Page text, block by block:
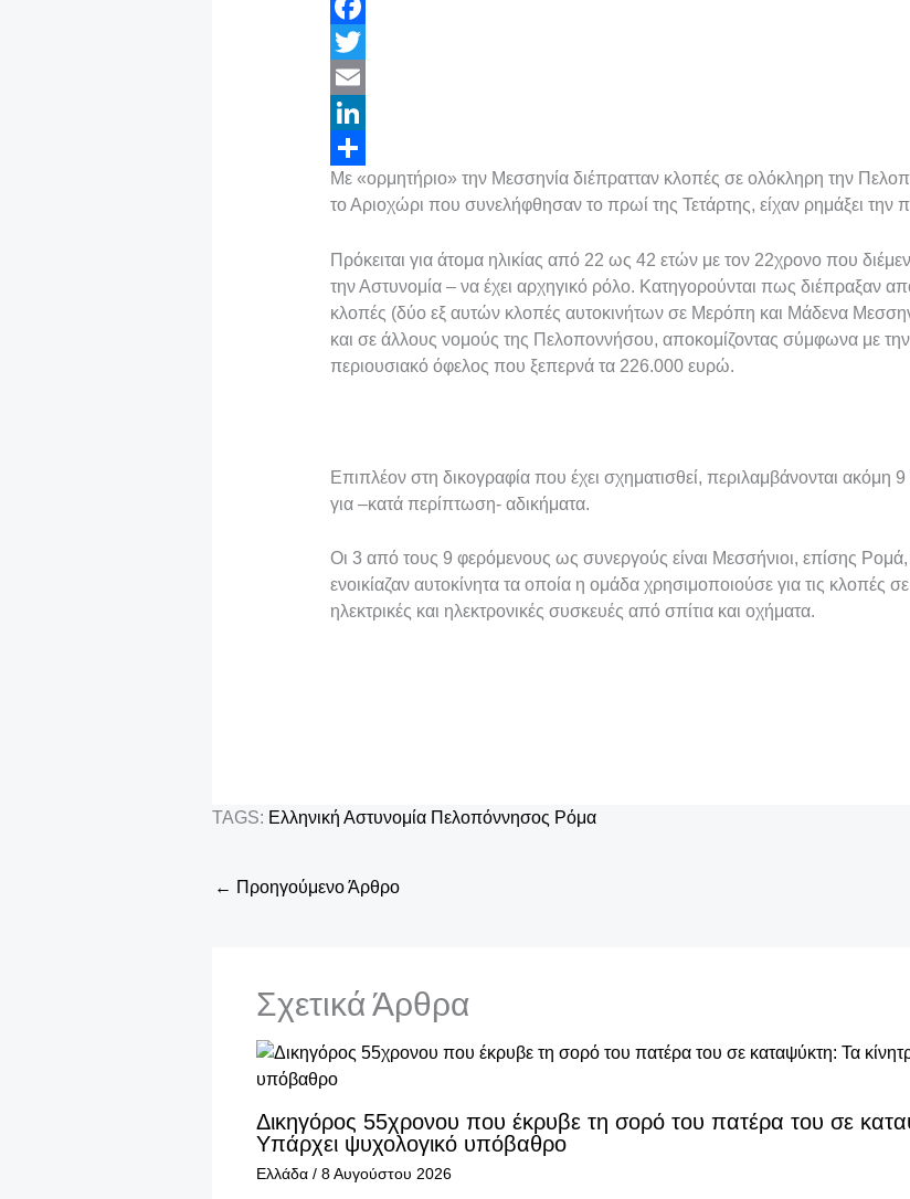
F
a
c
e
b
o
k
T
w
t
e
r
E
m
a
l
L
i
k
e
d
I
Μ
ι
ρ
α
σ
ί
τ
Με «ορμητήριο» την Μεσσηνία διέπρατταν κλοπές σε ολόκληρη την
το Αριοχώρι που συνελήφθησαν το πρωί της Τετάρτης, είχαν ρημάξει την
Πρόκειται για άτομα ηλικίας από 22 ως 42 ετών με τον 22χρονο που
την Αστυνομία – να έχει αρχηγικό ρόλο. Κατηγορούνται πως διέπραξαν
κλοπές (δύο εξ αυτών κλοπές αυτοκινήτων σε Μερόπη και Μάδενα
και σε άλλους νομούς της Πελοποννήσου, αποκομίζοντας σύμφωνα με
περιουσιακό όφελος που ξεπερνά τα 226.000 ευρώ.
Επιπλέον στη δικογραφία που έχει σχηματισθεί, περιλαμβάνονται ακόμη
για –κατά περίπτωση- αδικήματα.
Οι 3 από τους 9 φερόμενους ως συνεργούς είναι Μεσσήνιοι, επίσης
ενοικίαζαν αυτοκίνητα τα οποία η ομάδα χρησιμοποιούσε για τις κλοπές
ηλεκτρικές και ηλεκτρονικές συσκευές από σπίτια και οχήματα.
TAGS: Ελληνική Αστυνομία Πελοπόννησος Ρόμα
← Προηγούμενο Άρθρο
Σχετικά Άρθρα
Δικηγόρος 55χρονου που έκρυβε τη σορό του πατέρα του σε
Υπάρχει ψυχολογικό υπόβαθρο
Ελλάδα / 8 Αυγούστου 2026